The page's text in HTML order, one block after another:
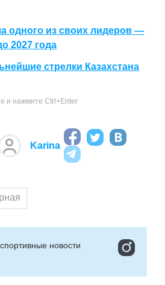
одного из своих лидеров —
2027 года
стрелки Казахстана
и нажмите Ctrl+Enter
Karina
новости